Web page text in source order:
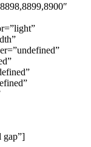
gap”]